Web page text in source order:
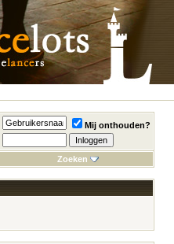
Mij onthouden?
Zoeken